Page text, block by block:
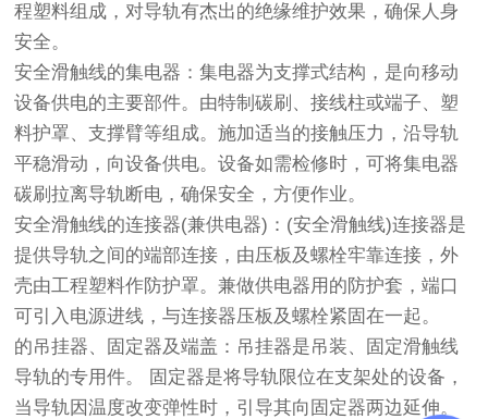
程塑料组成，对导轨有杰出的绝缘维护效果，确保人身
安全。
安全滑触线的集电器：集电器为支撑式结构，是向移动
设备供电的主要部件。由特制碳刷、接线柱或端子、塑
料护罩、支撑臂等组成。施加适当的接触压力，沿导轨
平稳滑动，向设备供电。设备如需检修时，可将集电器
碳刷拉离导轨断电，确保安全，方便作业。
安全滑触线的连接器(兼供电器)：(安全滑触线)连接器是
提供导轨之间的端部连接，由压板及螺栓牢靠连接，外
壳由工程塑料作防护罩。兼做供电器用的防护套，端口
可引入电源进线，与连接器压板及螺栓紧固在一起。
的吊挂器、固定器及端盖：吊挂器是吊装、固定滑触线
导轨的专用件。 固定器是将导轨限位在支架处的设备，
当导轨因温度改变弹性时，引导其向固定器两边延伸。